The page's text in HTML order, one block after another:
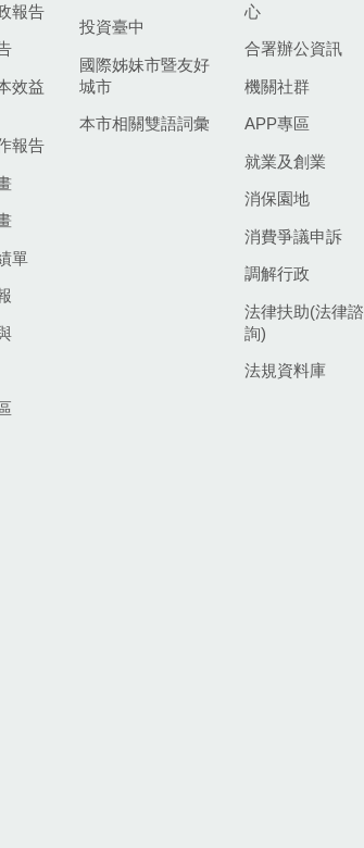
報告
效益
報告
單
投資臺中
國際姊妹市暨友好
城市
本市相關雙語詞彙
心
合署辦公資訊
機關社群
APP專區
就業及創業
消保園地
消費爭議申訴
調解行政
法律扶助(法律諮
詢)
法規資料庫